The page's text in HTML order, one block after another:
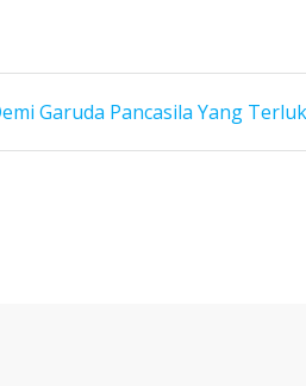
Garuda Pancasila Yang